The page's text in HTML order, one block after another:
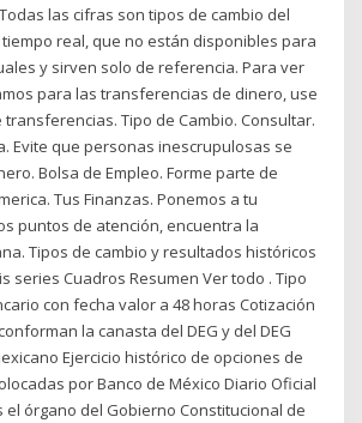
las cifras son tipos de cambio del
real, que no están disponibles para
y sirven solo de referencia. Para ver
para las transferencias de dinero, use
Tipo de Cambio. Consultar.
Evite que personas inescrupulosas se
Bolsa de Empleo. Forme parte de
Tus Finanzas. Ponemos a tu
puntos de atención, encuentra la
Tipos de cambio y resultados históricos
series Cuadros Resumen Ver todo . Tipo
con fecha valor a 48 horas Cotización
la canasta del DEG y del DEG
Ejercicio histórico de opciones de
por Banco de México Diario Oficial
el órgano del Gobierno Constitucional de